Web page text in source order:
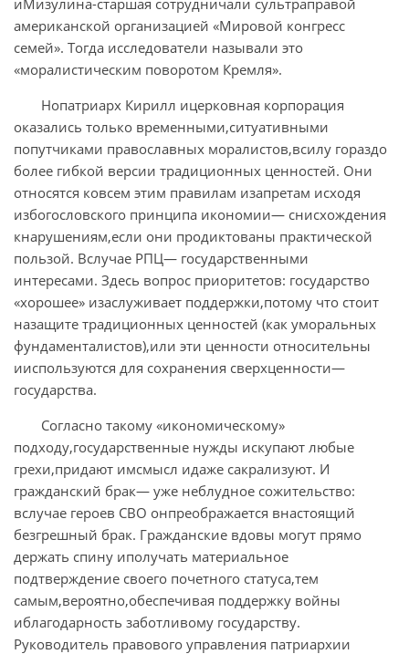
иМизулина-старшая сотрудничали сультраправой
американской организацией «Мировой конгресс
семей». Тогда исследователи называли это
«моралистическим поворотом Кремля».
Нопатриарх Кирилл ицерковная корпорация
оказались только временными,ситуативными
попутчиками православных моралистов,всилу гораздо
более гибкой версии традиционных ценностей. Они
относятся ковсем этим правилам изапретам исходя
избогословского принципа икономии— снисхождения
кнарушениям,если они продиктованы практической
пользой. Вслучае РПЦ— государственными
интересами. Здесь вопрос приоритетов: государство
«хорошее» изаслуживает поддержки,потому что стоит
назащите традиционных ценностей (как уморальных
фундаменталистов),или эти ценности относительны
ииспользуются для сохранения сверхценности—
государства.
Согласно такому «икономическому»
подходу,государственные нужды искупают любые
грехи,придают имсмысл идаже сакрализуют. И
гражданский брак— уже неблудное сожительство:
вслучае героев СВО онпреображается внастоящий
безгрешный брак. Гражданские вдовы могут прямо
держать спину иполучать материальное
подтверждение своего почетного статуса,тем
самым,вероятно,обеспечивая поддержку войны
иблагодарность заботливому государству.
Руководитель правового управления патриархии